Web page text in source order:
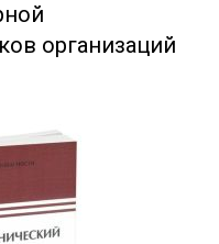
организаций